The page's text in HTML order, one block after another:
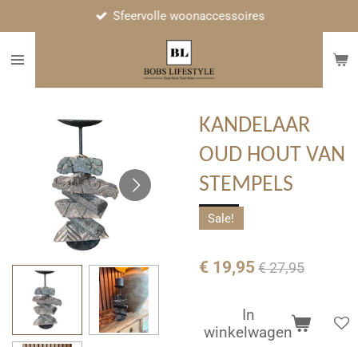
naar
Sfeervolle woonaccessoires
KANDELAAR
OUD HOUT VAN
STEMPELS
Sale!
€ 19,95 € 27,95
In
winkelwagen